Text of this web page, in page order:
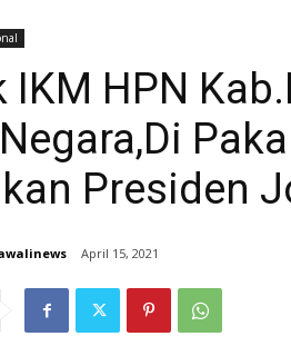
IKM HPN
Presiden
April 15, 2021